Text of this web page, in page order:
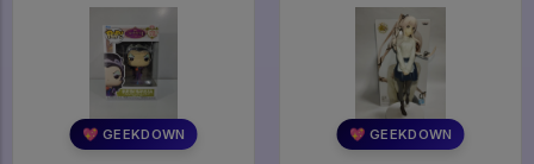
💖 GEEKDOWN 💖 GEEKDOWN